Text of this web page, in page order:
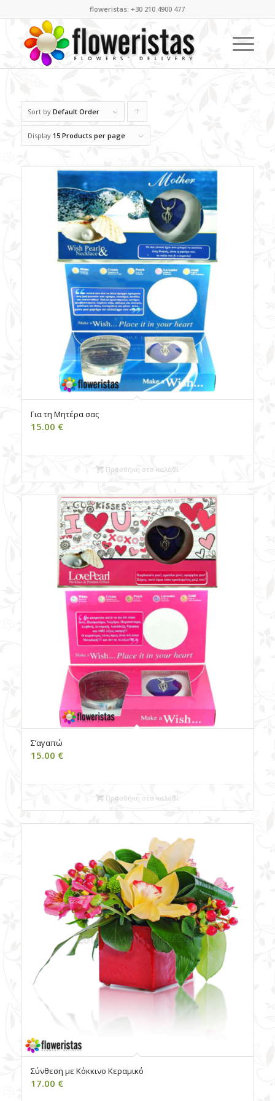
floweristas: +30 210 4900 477
Sort by Default Order
products
ascending
Display 15 Products per page
Για τη Μητέρα σας
15.00 €
Προσθήκη στο καλάθι
Σ’αγαπώ
15.00 €
Προσθήκη στο καλάθι
Σύνθεση με Κόκκινο Κεραμικό
17.00 €